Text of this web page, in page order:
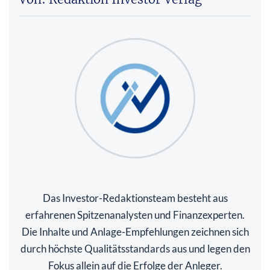
Das Investor-Redaktionsteam besteht aus
erfahrenen Spitzenanalysten und Finanzexperten.
Die Inhalte und Anlage-Empfehlungen zeichnen sich
durch höchste Qualitätsstandards aus und legen den
Fokus allein auf die Erfolge der Anleger.